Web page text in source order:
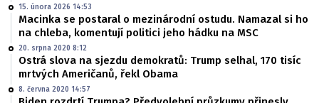
15. února 2026 14:53
Macinka se postaral o mezinárodní ostudu. Namazal si ho
na chleba, komentují politici jeho hádku na MSC
20. srpna 2020 8:12
Ostrá slova na sjezdu demokratů: Trump selhal, 170 tisíc
mrtvých Američanů, řekl Obama
8. června 2020 14:57